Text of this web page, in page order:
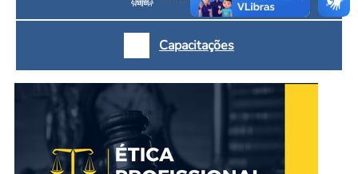
Capacitações